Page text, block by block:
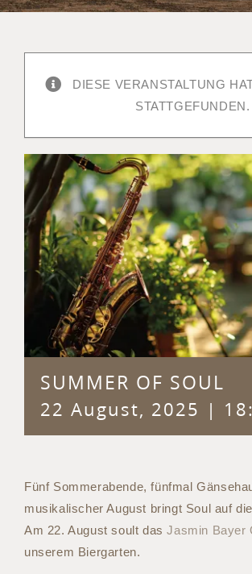
DIESE VERANSTALTUNG
STATTGEFUNDEN.
SUMMER OF SOUL
22 August, 2025 |
Fünf Sommerabende, fünfmal
musikalischer August bringt Soul auf
Am 22. August soult dasJasmin Bayer
unserem Biergarten.